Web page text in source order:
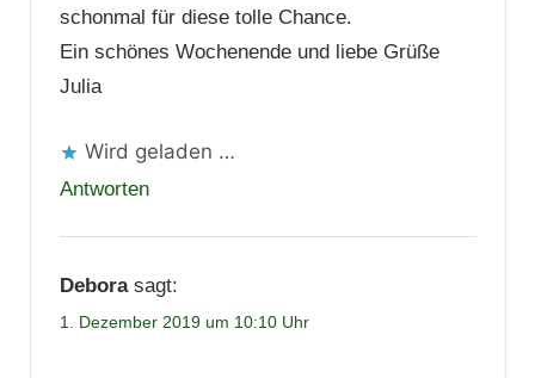
schonmal für diese tolle Chance.
Ein schönes Wochenende und liebe Grüße
Julia
Wird geladen …
Antworten
Debora sagt:
1. Dezember 2019 um 10:10 Uhr